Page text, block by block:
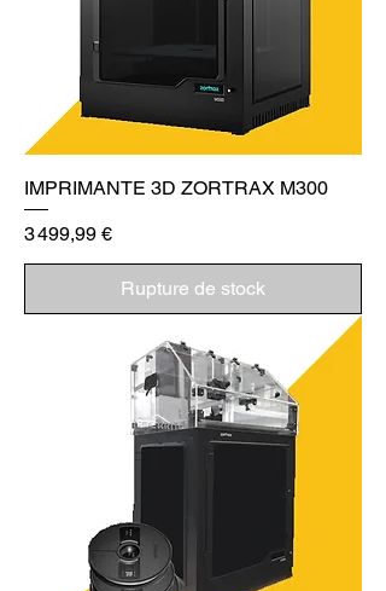
IMPRIMANTE 3D ZORTRAX M300
Prix
3 499,99 €
Rupture de stock